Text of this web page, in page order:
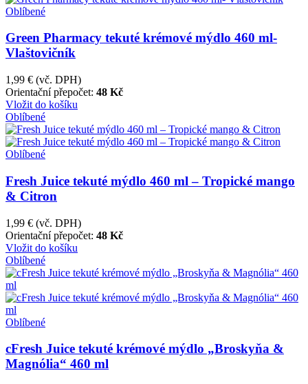
Oblíbené
Green Pharmacy tekuté krémové mýdlo 460 ml-
Vlaštovičník
1,99 € (vč. DPH)
Orientační přepočet: 48 Kč
Vložit do košíku
Oblíbené
Oblíbené
Fresh Juice tekuté mýdlo 460 ml – Tropické mango
& Citron
1,99 € (vč. DPH)
Orientační přepočet: 48 Kč
Vložit do košíku
Oblíbené
Oblíbené
cFresh Juice tekuté krémové mýdlo „Broskyňa &
Magnólia“ 460 ml